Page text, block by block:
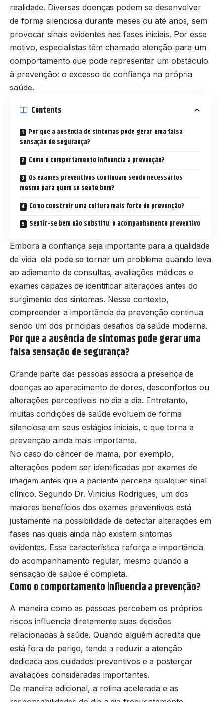
realidade. Diversas doenças podem se desenvolver
de forma silenciosa durante meses ou até anos, sem
provocar sinais evidentes nas fases iniciais. Por esse
motivo, especialistas têm chamado atenção para um
comportamento que pode representar um obstáculo
à prevenção: o excesso de confiança na própria
saúde.
Contents
Por que a ausência de sintomas pode gerar uma falsa
sensação de segurança?
Como o comportamento influencia a prevenção?
Os exames preventivos continuam sendo necessários
mesmo para quem se sente bem?
Como construir uma cultura mais forte de prevenção?
Sentir-se bem não substitui o acompanhamento preventivo
Embora a confiança seja importante para a qualidade
de vida, ela pode se tornar um problema quando leva
ao adiamento de consultas, avaliações médicas e
exames capazes de identificar alterações antes do
surgimento dos sintomas. Nesse contexto,
compreender a importância da prevenção continua
sendo um dos principais desafios da saúde moderna.
Por que a ausência de sintomas pode gerar uma
falsa sensação de segurança?
Grande parte das pessoas associa a presença de
doenças ao aparecimento de dores, desconfortos ou
alterações perceptíveis no dia a dia. Entretanto,
muitas condições de saúde evoluem de forma
silenciosa em seus estágios iniciais, o que torna a
prevenção ainda mais importante.
No caso do câncer de mama, por exemplo,
alterações podem ser identificadas por exames de
imagem antes que a paciente perceba qualquer sinal
clínico. Segundo Dr. Vinicius Rodrigues, um dos
maiores benefícios dos exames preventivos está
justamente na possibilidade de detectar alterações em
fases nas quais ainda não existem sintomas
evidentes. Essa característica reforça a importância
do acompanhamento regular, mesmo quando a
sensação de saúde é completa.
Como o comportamento influencia a prevenção?
A maneira como as pessoas percebem os próprios
riscos influencia diretamente suas decisões
relacionadas à saúde. Quando alguém acredita que
está fora de perigo, tende a reduzir a atenção
dedicada aos cuidados preventivos e a postergar
avaliações consideradas importantes.
De maneira adicional, a rotina acelerada e as